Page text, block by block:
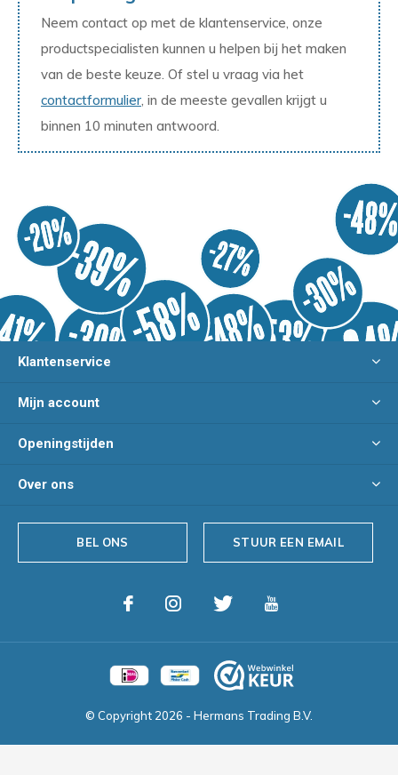
Neem contact op met de klantenservice, onze
productspecialisten kunnen u helpen bij het maken
van de beste keuze. Of stel u vraag via het
contactformulier, in de meeste gevallen krijgt u
binnen 10 minuten antwoord.
Klantenservice
Mijn account
Openingstijden
Over ons
BEL ONS STUUR EEN EMAIL
© Copyright 2026 - Hermans Trading B.V.